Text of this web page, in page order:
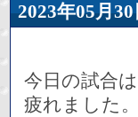
2023年05
今日の試合
疲れました